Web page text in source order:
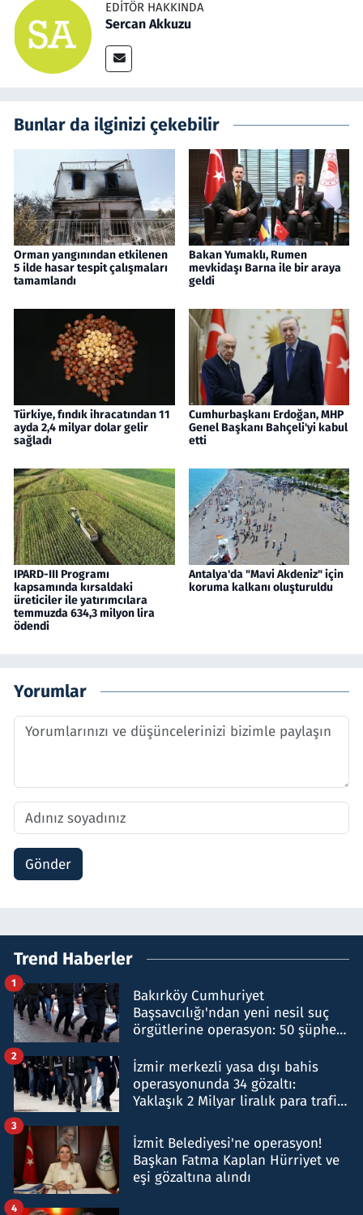
EDITÖR HAKKINDA
Sercan Akkuzu
Bunlar da ilginizi çekebilir
Orman yangınından etkilenen
5 ilde hasar tespit çalışmaları
tamamlandı
Bakan Yumaklı, Rumen
mevkidaşı Barna ile bir araya
geldi
Türkiye, fındık ihracatından 11
ayda 2,4 milyar dolar gelir
sağladı
Cumhurbaşkanı Erdoğan, MHP
Genel Başkanı Bahçeli'yi kabul
etti
IPARD-III Programı
kapsamında kırsaldaki
üreticiler ile yatırımcılara
temmuzda 634,3 milyon lira
ödendi
Antalya'da "Mavi Akdeniz" için
koruma kalkanı oluşturuldu
Yorumlar
Gönder
Trend Haberler
Bakırköy Cumhuriyet
Başsavcılığı'ndan yeni nesil suç
örgütlerine operasyon: 50 şüpheli
1
İzmir merkezli yasa dışı bahis
operasyonunda 34 gözaltı:
Yaklaşık 2 Milyar liralık para trafiği
2
İzmit Belediyesi'ne operasyon!
Başkan Fatma Kaplan Hürriyet ve
eşi gözaltına alındı
3
4